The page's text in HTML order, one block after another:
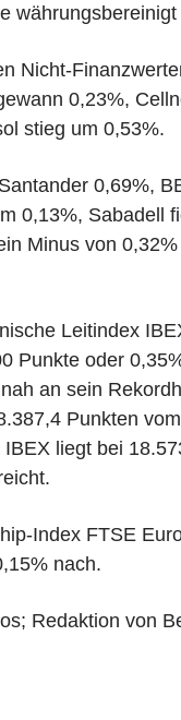
Nicht-
0,23%,
stieg um 0,53%.
0,69%,
0,13%, Sabadell
Minus von
Leitindex
Punkte oder
an sein
Punkten
liegt bei
Index FTSE
nach.
Redaktion von